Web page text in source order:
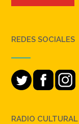
REDES SOCIALES
RADIO CULTURAL